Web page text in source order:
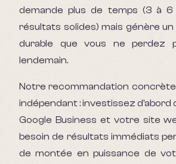
demande plus de temps (3 à
résultats solides) mais génère
durable que vous ne perdez
lendemain.
Notre recommandation
indépendant : investissez d'abord
Google Business et votre site
besoin de résultats immédiats
de montée en puissance de